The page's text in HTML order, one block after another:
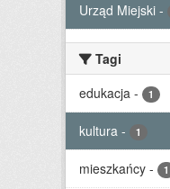
Urząd Miejski -
Tagi
edukacja - 1
kultura - 1
mieszkańcy - 1